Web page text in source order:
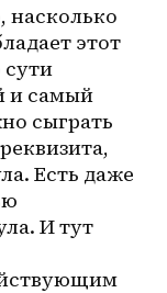
насколько
этот
сути
и самый
сыграть
Есть даже
И тут